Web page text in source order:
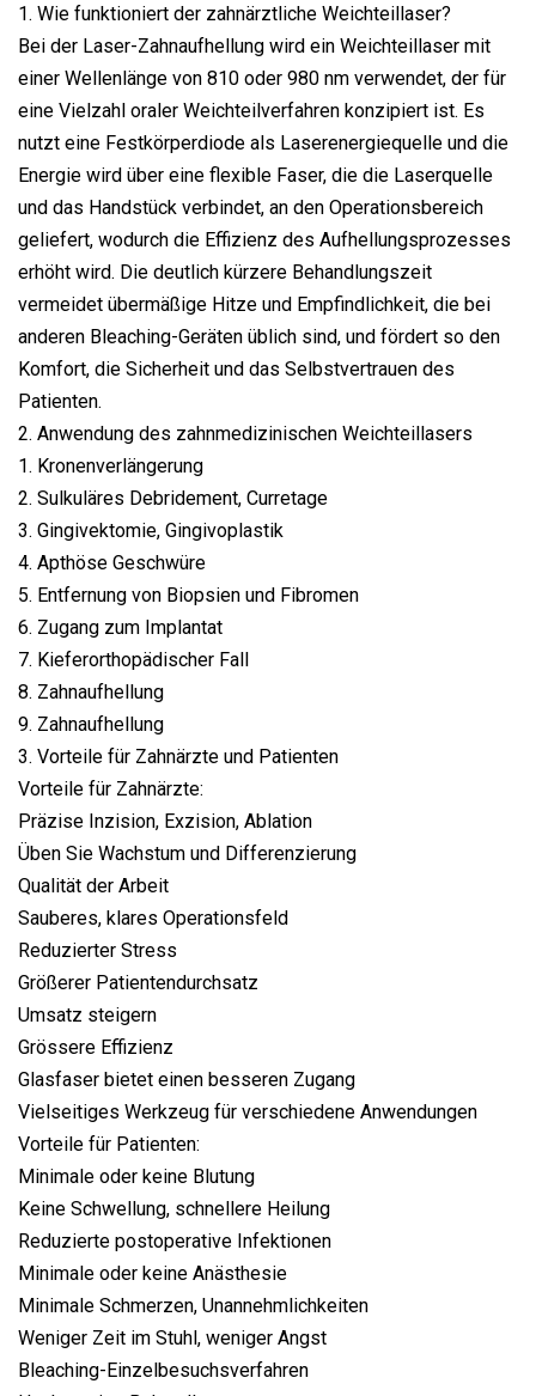
1. Wie funktioniert der zahnärztliche Weichteillaser?
Bei der Laser-Zahnaufhellung wird ein Weichteillaser mit
einer Wellenlänge von 810 oder 980 nm verwendet, der für
eine Vielzahl oraler Weichteilverfahren konzipiert ist. Es
nutzt eine Festkörperdiode als Laserenergiequelle und die
Energie wird über eine flexible Faser, die die Laserquelle
und das Handstück verbindet, an den Operationsbereich
geliefert, wodurch die Effizienz des Aufhellungsprozesses
erhöht wird. Die deutlich kürzere Behandlungszeit
vermeidet übermäßige Hitze und Empfindlichkeit, die bei
anderen Bleaching-Geräten üblich sind, und fördert so den
Komfort, die Sicherheit und das Selbstvertrauen des
Patienten.
2. Anwendung des zahnmedizinischen Weichteillasers
1. Kronenverlängerung
2. Sulkuläres Debridement, Curretage
3. Gingivektomie, Gingivoplastik
4. Apthöse Geschwüre
5. Entfernung von Biopsien und Fibromen
6. Zugang zum Implantat
7. Kieferorthopädischer Fall
8. Zahnaufhellung
9. Zahnaufhellung
3. Vorteile für Zahnärzte und Patienten
Vorteile für Zahnärzte:
Präzise Inzision, Exzision, Ablation
Üben Sie Wachstum und Differenzierung
Qualität der Arbeit
Sauberes, klares Operationsfeld
Reduzierter Stress
Größerer Patientendurchsatz
Umsatz steigern
Grössere Effizienz
Glasfaser bietet einen besseren Zugang
Vielseitiges Werkzeug für verschiedene Anwendungen
Vorteile für Patienten:
Minimale oder keine Blutung
Keine Schwellung, schnellere Heilung
Reduzierte postoperative Infektionen
Minimale oder keine Anästhesie
Minimale Schmerzen, Unannehmlichkeiten
Weniger Zeit im Stuhl, weniger Angst
Bleaching-Einzelbesuchsverfahren